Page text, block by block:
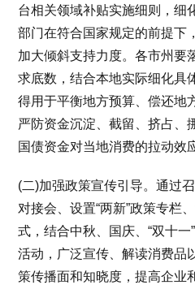
台相关领域补贴实施细则，细
部门在符合国家规定的前提下
加大倾斜支持力度。各市州要
求底数，结合本地实际细化具
得用于平衡地方预算、偿还地
严防资金沉淀、截留、挤占、
国债资金对当地消费的拉动效
(二)加强政策宣传引导。通过
对接会、设置“两新”政策专栏
式，结合中秋、国庆、“双十
活动，广泛宣传、解读消费品
策传播面和知晓度，提高企业